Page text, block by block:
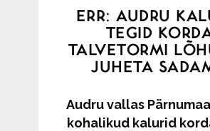
ERR: AUDRU
TEGID
TALVETORMI
JUHETA
Audru vallas
kohalikud kalurid